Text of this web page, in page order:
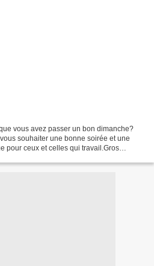
vous avez passer un bon dimanche?
souhaiter une bonne soirée et une
pour ceux et celles qui travail.Gros